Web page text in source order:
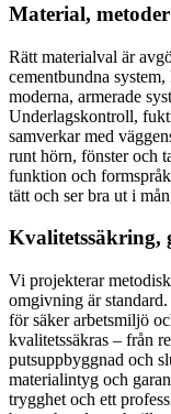
Material,
Rätt materialval är
cementbundna
moderna, armerade
Underlagskontroll,
samverkar med
runt hörn, fönster och
funktion och
tätt och ser bra ut i
Kvalitetssäkring,
Vi projekterar
omgivning är
för säker arbetsmiljö
kvalitetssäkras – från
putsuppbyggnad och
materialintyg och
trygghet och ett